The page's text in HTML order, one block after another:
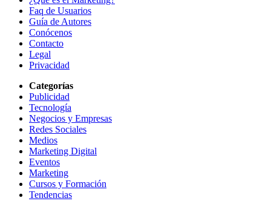
Faq de Usuarios
Guía de Autores
Conócenos
Contacto
Legal
Privacidad
Categorías
Publicidad
Tecnología
Negocios y Empresas
Redes Sociales
Medios
Marketing Digital
Eventos
Marketing
Cursos y Formación
Tendencias